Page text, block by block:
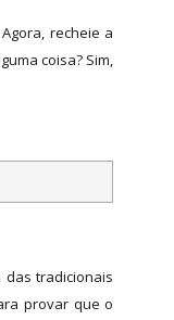
recheie a
coisa? Sim,
tradicionais
provar que o